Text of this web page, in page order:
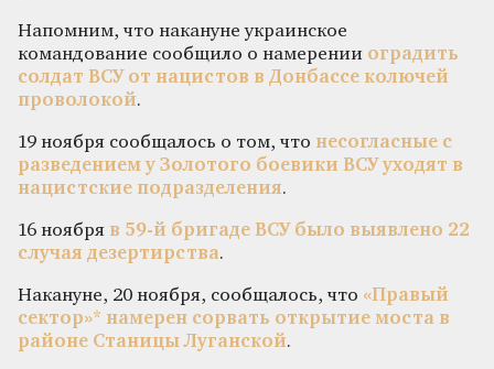
Напомним, что накануне украинское
командование сообщило о намерении оградить
солдат ВСУ от нацистов в Донбассе колючей
проволокой.
19 ноября сообщалось о том, что несогласные с
разведением у Золотого боевики ВСУ уходят в
нацистские подразделения.
16 ноября в 59-й бригаде ВСУ было выявлено 22
случая дезертирства.
Накануне, 20 ноября, сообщалось, что «Правый
сектор»* намерен сорвать открытие моста в
районе Станицы Луганской.